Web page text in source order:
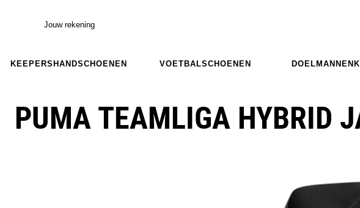
Jouw rekening
KEEPERSHANDSCHOENEN VOETBALSCHOENEN
PUMA TEAMLIGA HYBRID